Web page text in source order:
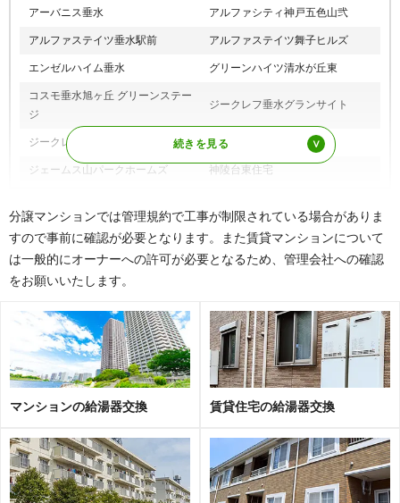
アーバニス垂水 アルファシティ神戸五色山弐
アルファステイツ垂水駅前 アルファステイツ舞子ヒルズ
エンゼルハイム垂水 グリーンハイツ清水が丘東
コスモ垂水旭ヶ丘 グリーンステー
ジ
ジークレフ垂水グランサイト
ジークレフ舞子狩口台 シーマークス舞子公園
ジェームス山パークホームズ 神陵台東住宅
ディアエスタミオ舞子 ディオフェルティ学園都市
ティオ舞子 藤和垂水ホームズ
西舞子パークホームズ
パルメーラ垂水ヒルズ ビスタグランデ神戸星陵台
ビスタグランデ舞子 フェルティプラザ垂水・丘の街
ユニオン海岸通 ラウムズ垂水
※その他、多数の実績がございます。
分譲マンションでは管理規約で工事が制限されている場合がありま
すので事前に確認が必要となります。また賃貸マンションについて
は一般的にオーナーへの許可が必要となるため、管理会社への確認
をお願いいたします。
マンションの給湯器交換 賃貸住宅の給湯器交換